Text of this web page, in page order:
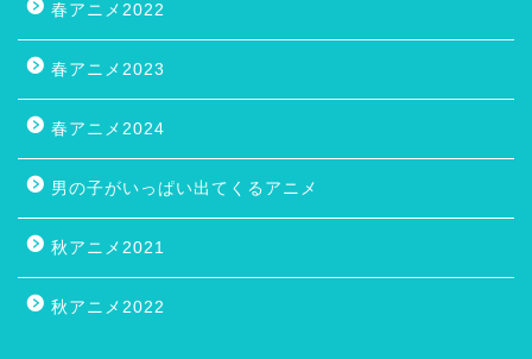
春アニメ2022
春アニメ2023
春アニメ2024
男の子がいっぱい出てくるアニメ
秋アニメ2021
秋アニメ2022